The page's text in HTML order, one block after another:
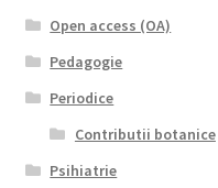
Open access (OA)
Pedagogie
Periodice
Contributii botanice
Psihiatrie